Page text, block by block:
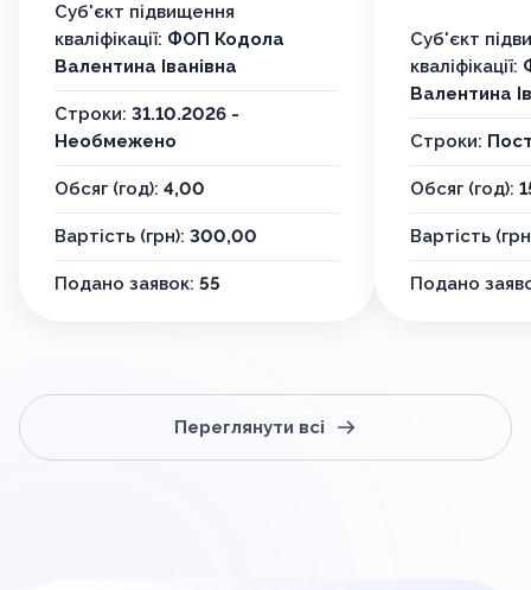
Суб'єкт підвищення
кваліфікації: ФОП Кодола
Валентина Іванівна
Строки: 31.10.2026 -
Необмежено
Обсяг (год): 4,00
Вартість (грн): 300,00
Подано заявок: 55
ОСВІТНІХ
Суб'єкт
кваліфікації:
Валентина
Строки:
Обсяг (год):
Вартість
Подано
Переглянути всі